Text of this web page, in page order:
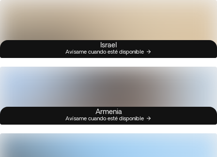
Israel
Avísame cuando esté disponible
Armenia
Avísame cuando esté disponible